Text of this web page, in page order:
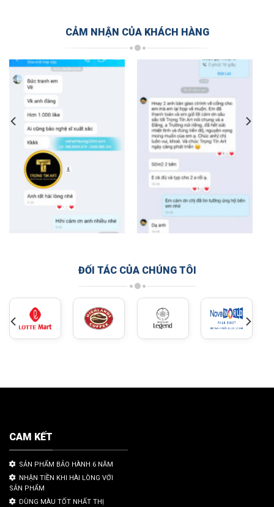
CẢM NHẬN CỦA KHÁCH HÀNG
ĐỐI TÁC CỦA CHÚNG TÔI
CAM KẾT
SẢN PHẨM BẢO HÀNH 6 NĂM
NHẬN TIỀN KHI HÀI LÒNG VỚI
SẢN PHẨM
DÙNG MÀU TỐT NHẤT THỊ